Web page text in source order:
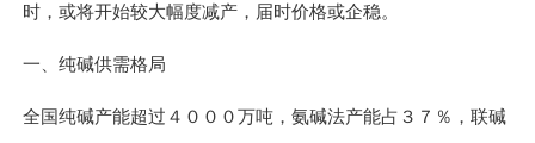
时，或将开始较大幅度减产，届时价格或企稳。
一、纯碱供需格局
全国纯碱产能超过４０００万吨，氨碱法产能占３７％，联碱